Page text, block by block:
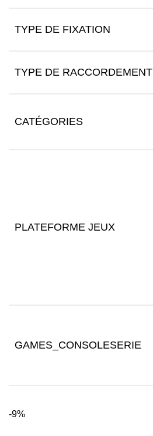
TYPE DE FIXATION
TYPE DE RACCORDEMENT
CATÉGORIES
PLATEFORME JEUX
GAMES_CONSOLESERIE
-9%